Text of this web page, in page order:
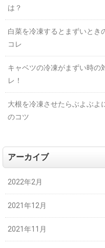
は？
白菜を冷凍するとまずいとき
コレ
キャベツの冷凍がまずい時の
レ！
大根を冷凍させたらぶよぶよ
のコツ
アーカイブ
2022年2月
2021年12月
2021年11月